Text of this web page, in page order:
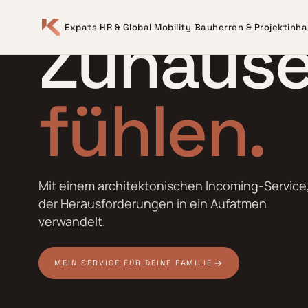
Expats HR & Global Mobility Bauherren &
fühlen.
Mit einem architektonischen Incoming-Service,
der Herausforderungen in ein Aufatmen
verwandelt.
MEIN SERVICE FÜR DEINE FAMILIE
kreieren.